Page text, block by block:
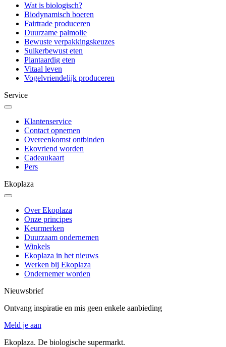
Wat is biologisch?
Biodynamisch boeren
Fairtrade produceren
Duurzame palmolie
Bewuste verpakkingskeuzes
Suikerbewust eten
Plantaardig eten
Vitaal leven
Vogelvriendelijk produceren
Service
Klantenservice
Contact opnemen
Overeenkomst ontbinden
Ekovriend worden
Cadeaukaart
Pers
Ekoplaza
Over Ekoplaza
Onze principes
Keurmerken
Duurzaam ondernemen
Winkels
Ekoplaza in het nieuws
Werken bij Ekoplaza
Ondernemer worden
Nieuwsbrief
Ontvang inspiratie en mis geen enkele aanbieding
Meld je aan
Ekoplaza. De biologische supermarkt.